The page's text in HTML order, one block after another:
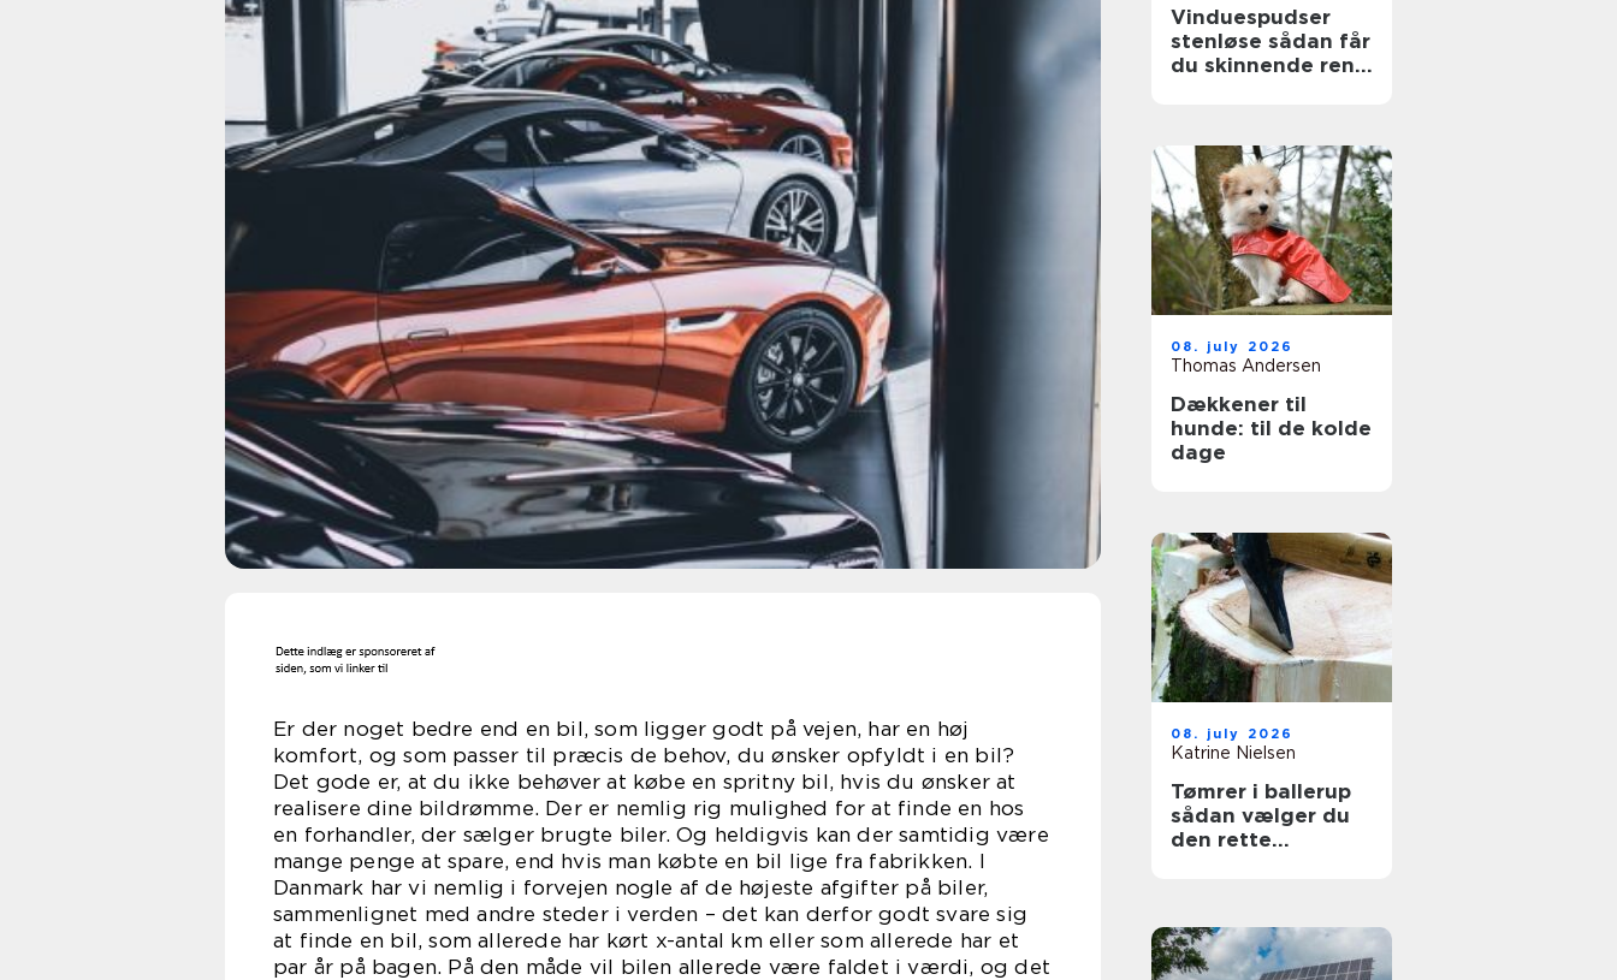
Er der noget bedre end en bil, som ligger godt på vejen, har en høj
komfort, og som passer til præcis de behov, du ønsker opfyldt i en bil?
Det gode er, at du ikke behøver at købe en spritny bil, hvis du ønsker at
realisere dine bildrømme. Der er nemlig rig mulighed for at finde en hos
en forhandler, der sælger brugte biler. Og heldigvis kan der samtidig være
mange penge at spare, end hvis man købte en bil lige fra fabrikken. I
Danmark har vi nemlig i forvejen nogle af de højeste afgifter på biler,
sammenlignet med andre steder i verden – det kan derfor godt svare sig
at finde en bil, som allerede har kørt x-antal km eller som allerede har et
par år på bagen. På den måde vil bilen allerede være faldet i værdi, og det
Vinduespudser
stenløse sådan får
du skinnende rene
08. july 2026
Thomas Andersen
Dækkener til
hunde: til de kolde
dage
08. july 2026
Katrine Nielsen
Tømrer i ballerup
sådan vælger du
den rette